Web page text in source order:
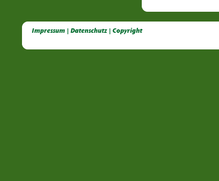
Impressum | Datenschutz | Copyright